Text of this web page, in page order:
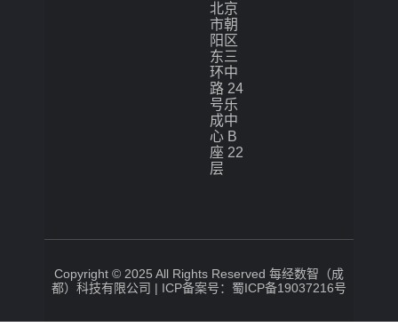
北京
市朝
阳区
东三
环中
路 24
号乐
成中
心 B
座 22
层
Copyright © 2025 All Rights Reserved 每经数智（成
都）科技有限公司 | ICP备案号：蜀ICP备19037216号